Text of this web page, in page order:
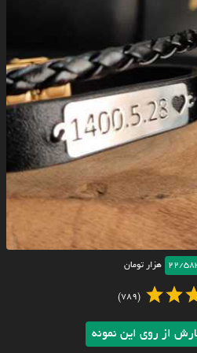
22/ هزار تومان
(789)
از روی این نمونه